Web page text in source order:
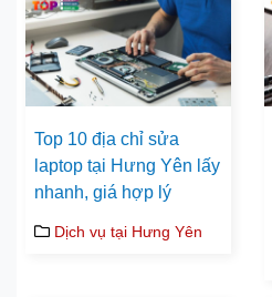
Top 10 địa chỉ sửa
laptop tại Hưng Yên lấy
nhanh, giá hợp lý
Dịch vụ tại Hưng Yên